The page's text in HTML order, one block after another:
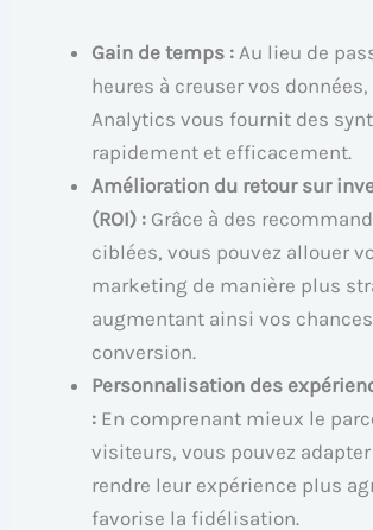
Gain de temps : Au lieu de
heures à creuser vos données,
Analytics vous fournit des
rapidement et efficacement.
Amélioration du retour sur
(ROI) : Grâce à des
ciblées, vous pouvez allouer
marketing de manière plus
augmentant ainsi vos
conversion.
Personnalisation des
: En comprenant mieux le
visiteurs, vous pouvez
rendre leur expérience plus
favorise la fidélisation.